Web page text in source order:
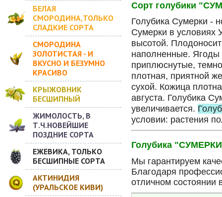
БЕЛАЯ
СМОРОДИНА,ТОЛЬКО
СЛАДКИЕ СОРТА
СМОРОДИНА
ЗОЛОТИСТАЯ - И
ВКУСНО И БЕЗУМНО
КРАСИВО
КРЫЖОВНИК
БЕСШИПНЫЙ
ЖИМОЛОСТЬ, В
Т.Ч.НОВЕЙШИЕ
ПОЗДНИЕ СОРТА
ЕЖЕВИКА, ТОЛЬКО
БЕСШИПНЫЕ СОРТА
АКТИНИДИЯ
(УРАЛЬСКОЕ КИВИ)
Сорт голубики
Голубика Сумерки -
Сумерки в условиях
высотой.
наполненные.
приплюснутые,
плотная, приятной
сухой. Кожица
августа. Голубика
увеличивается.
условии: растения
Голубика
Мы гарантируем
Благодаря
отличном